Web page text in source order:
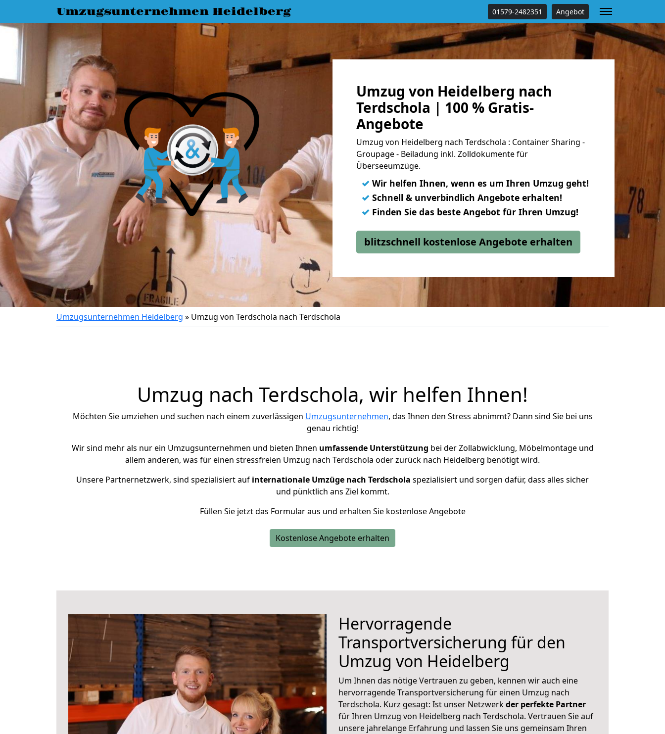
Umzugsunternehmen Heidelberg 01579-2482351 Angebot
Umzug von Heidelberg nach
Terdschola | 100 % Gratis-
Angebote
Umzug von Heidelberg nach Terdschola : Container Sharing -
Groupage - Beiladung inkl. Zolldokumente für
Überseeumzüge.
✓ Wir helfen Ihnen, wenn es um Ihren Umzug geht!
✓ Schnell & unverbindlich Angebote erhalten!
✓ Finden Sie das beste Angebot für Ihren Umzug!
blitzschnell kostenlose Angebote erhalten
Umzugsunternehmen Heidelberg » Umzug von Terdschola nach Terdschola
Umzug nach Terdschola, wir helfen Ihnen!
Möchten Sie umziehen und suchen nach einem zuverlässigen Umzugsunternehmen, das Ihnen den Stress abnimmt? Dann sind Sie bei uns
genau richtig!
Wir sind mehr als nur ein Umzugsunternehmen und bieten Ihnen umfassende Unterstützung bei der Zollabwicklung, Möbelmontage und
allem anderen, was für einen stressfreien Umzug nach Terdschola oder zurück nach Heidelberg benötigt wird.
Unsere Partnernetzwerk, sind spezialisiert auf internationale Umzüge nach Terdschola spezialisiert und sorgen dafür, dass alles sicher
und pünktlich ans Ziel kommt.
Füllen Sie jetzt das Formular aus und erhalten Sie kostenlose Angebote
Kostenlose Angebote erhalten
Hervorragende
Transportversicherung für den
Umzug von Heidelberg
Um Ihnen das nötige Vertrauen zu geben, kennen wir auch eine
hervorragende Transportversicherung für einen Umzug nach
Terdschola. Kurz gesagt: Ist unser Netzwerkder perfekte Partner
für Ihren Umzug von Heidelberg nach Terdschola. Vertrauen Sie auf
unsere jahrelange Erfahrung und lassen Sie uns gemeinsam Ihren